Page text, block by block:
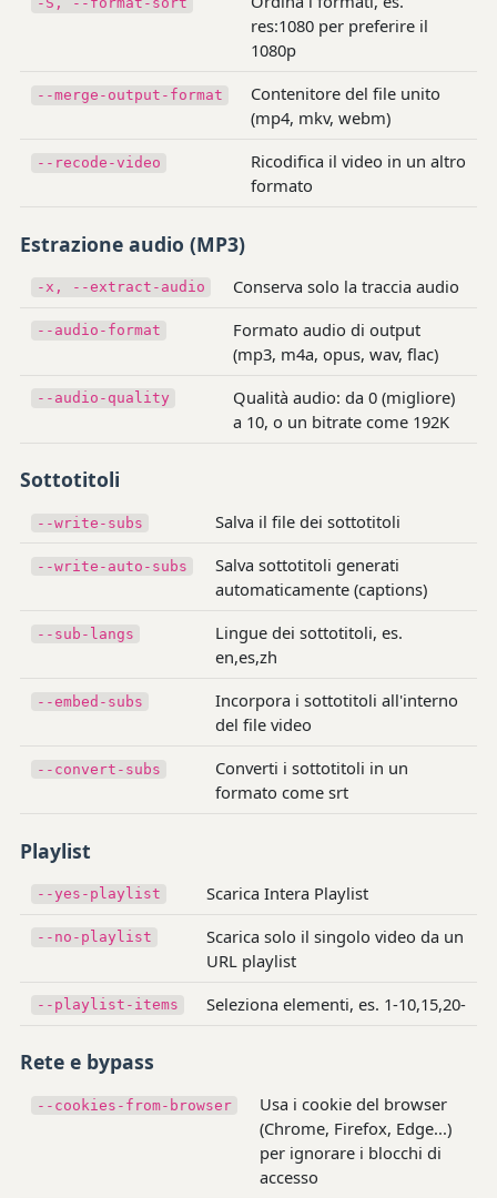
res:1080 per preferire il
1080p
--merge-output-format
Contenitore del file unito
(mp4, mkv, webm)
--recode-video
Ricodifica il video in un altro
formato
Estrazione audio (MP3)
-x, --extract-audio Conserva solo la traccia audio
--audio-format
Formato audio di output
(mp3, m4a, opus, wav, flac)
--audio-quality
Qualità audio: da 0 (migliore)
a 10, o un bitrate come 192K
Sottotitoli
--write-subs Salva il file dei sottotitoli
--write-auto-subs
Salva sottotitoli generati
automaticamente (captions)
--sub-langs
Lingue dei sottotitoli, es.
en,es,zh
--embed-subs
Incorpora i sottotitoli all'interno
del file video
--convert-subs
Converti i sottotitoli in un
formato come srt
Playlist
--yes-playlist Scarica Intera Playlist
--no-playlist
Scarica solo il singolo video da un
URL playlist
--playlist-items Seleziona elementi, es. 1-10,15,20-
Rete e bypass
--cookies-from-browser
Usa i cookie del browser
(Chrome, Firefox, Edge...)
per ignorare i blocchi di
accesso